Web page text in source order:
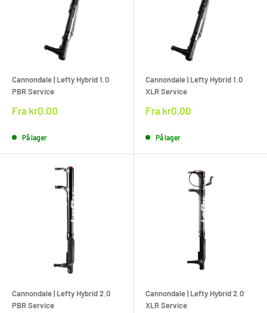
Cannondale | Lefty Hybrid 1.0
PBR Service
Rabat
Fra kr0.00
På lager
Cannondale | Lefty Hybrid 1.0
XLR Service
Rabat
Fra kr0.00
På lager
Cannondale | Lefty Hybrid 2.0
PBR Service
Cannondale | Lefty Hybrid 2.0
XLR Service